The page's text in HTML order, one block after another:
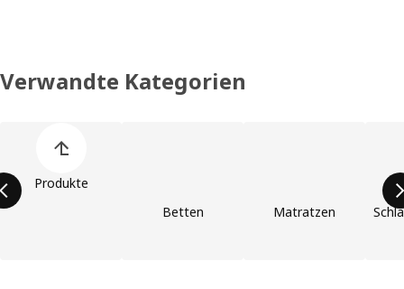
Verwandte Kategorien
Produkte
Betten
Matratzen